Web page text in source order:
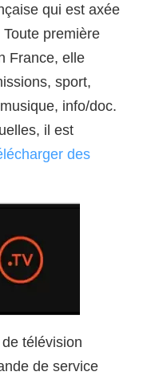
qui est axée
première
France, elle
sport,
info/doc.
il est
des
télévision
de service